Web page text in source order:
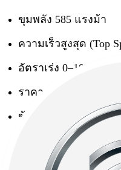
ขุมพลัง 585 แรงม้า
ความเร็วสูงสุด (Top
อัตราเร่ง 0–100 กม./
ราคาเริ่มต้นที่
ข้อมูลเพิ่มเติม :ที่นี่